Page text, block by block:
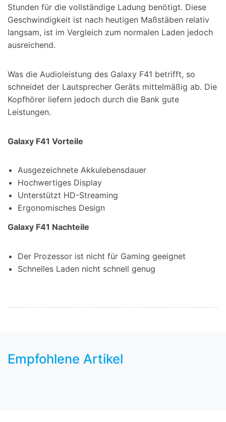
Stunden für die vollständige Ladung benötigt. Diese
Geschwindigkeit ist nach heutigen Maßstäben relativ
langsam, ist im Vergleich zum normalen Laden jedoch
ausreichend.
Was die Audioleistung des Galaxy F41 betrifft, so
schneidet der Lautsprecher Geräts mittelmäßig ab. Die
Kopfhörer liefern jedoch durch die Bank gute
Leistungen.
Galaxy F41 Vorteile
Ausgezeichnete Akkulebensdauer
Hochwertiges Display
Unterstützt HD-Streaming
Ergonomisches Design
Galaxy F41 Nachteile
Der Prozessor ist nicht für Gaming geeignet
Schnelles Laden nicht schnell genug
Empfohlene Artikel